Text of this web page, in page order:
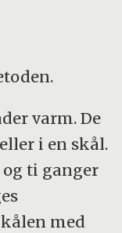
varm. De
i en skål.
og ti ganger
med